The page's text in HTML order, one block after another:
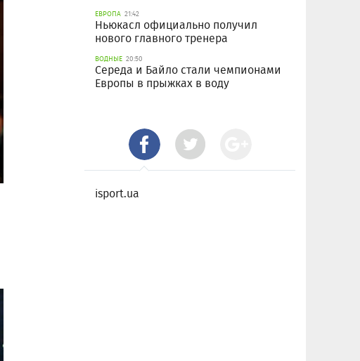
ЕВРОПА 21:42
Ньюкасл официально получил
нового главного тренера
ВОДНЫЕ 20:50
Середа и Байло стали чемпионами
Европы в прыжках в воду
isport.ua